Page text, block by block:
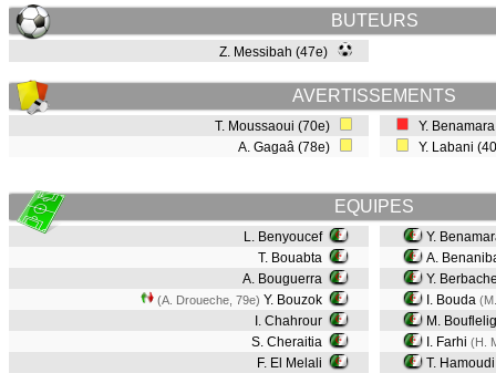
BUTEURS
Z. Messibah (47e)
AVERTISSEMENTS
T. Moussaoui (70e)
A. Gagaâ (78e)
Y.
Y. Labani
EQUIPES
L. Benyoucef
T. Bouabta
A. Bouguerra
(A. Droueche, 79e) Y. Bouzok
I. Chahrour
S. Cheraitia
F. El Melali
Y.
A.
Y.
I. Bouda
M.
I. Farhi (H.
T. Hamoudi